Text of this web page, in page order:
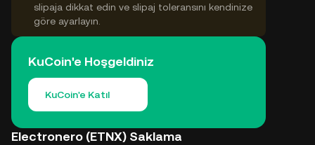
slipaja dikkat edin ve slipaj toleransını kendinize
göre ayarlayın.
KuCoin'e Hoşgeldiniz
KuCoin'e Katıl
Electronero (ETNX) Saklama